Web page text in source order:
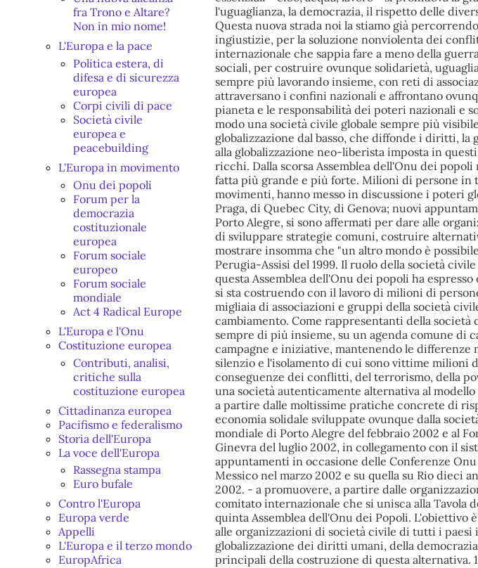
fra Trono e Altare?
Non in mio nome!
L'Europa e la pace
Politica estera, di
difesa e di sicurezza
europea
Corpi civili di pace
Società civile
europea e
peacebuilding
L'Europa in movimento
Onu dei popoli
Forum per la
democrazia
costituzionale
europea
Forum sociale
europeo
Forum sociale
mondiale
Act 4 Radical Europe
L'Europa e l'Onu
Costituzione europea
Contributi, analisi,
critiche sulla
costituzione europea
Cittadinanza europea
Pacifismo e federalismo
Storia dell'Europa
La voce dell'Europa
Rassegna stampa
Euro bufale
Contro l'Europa
Europa verde
Appelli
L'Europa e il terzo mondo
EuropAfrica